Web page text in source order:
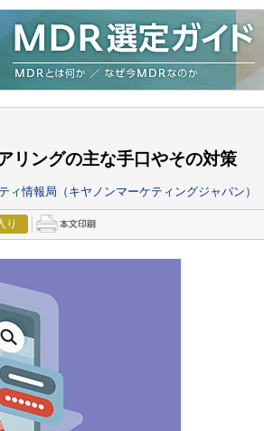
リングの主な手口やその対策
ィ情報局（キヤノンマーケティングジャパン）
り